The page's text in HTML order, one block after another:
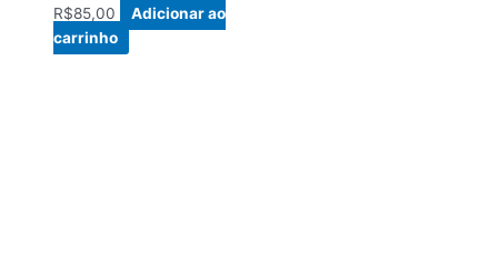
R$85,00
Adicionar ao
carrinho